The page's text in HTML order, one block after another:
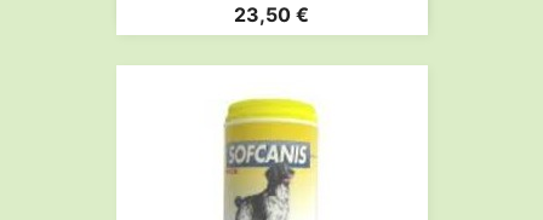
Prix
23,50 €